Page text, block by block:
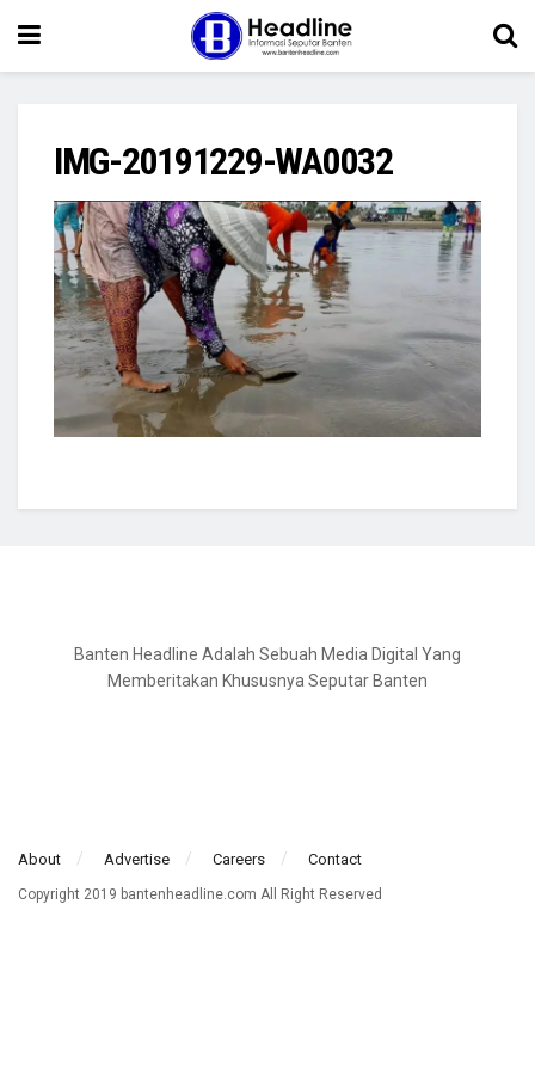
IMG-20191229-WA0032
Banten Headline Adalah Sebuah Media Digital Yang
Memberitakan Khususnya Seputar Banten
About Advertise Careers Contact
Copyright 2019 bantenheadline.com All Right Reserved